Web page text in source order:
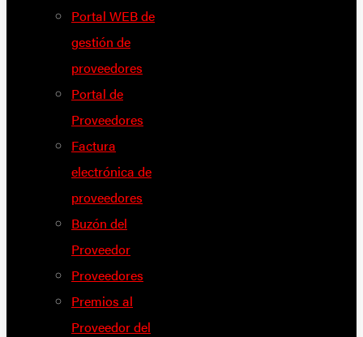
Portal WEB de
gestión de
proveedores
Portal de
Proveedores
Factura
electrónica de
proveedores
Buzón del
Proveedor
Proveedores
Premios al
Proveedor del